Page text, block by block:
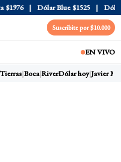
Dólar Blue $1525 Dólar
Suscribite por $10.000
EN VIVO
Boca RiverDólar hoy Javier